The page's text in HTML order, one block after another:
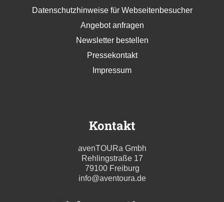
Datenschutzhinweise für Webseitenbesucher
Angebot anfragen
Newsletter bestellen
Pressekontakt
Impressum
Kontakt
avenTOURa Gmbh
Rehlingstraße 17
79100 Freiburg
info@aventoura.de